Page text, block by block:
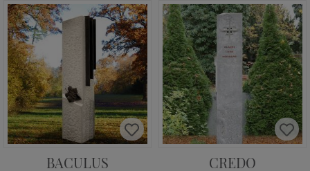
BACULUS CREDO